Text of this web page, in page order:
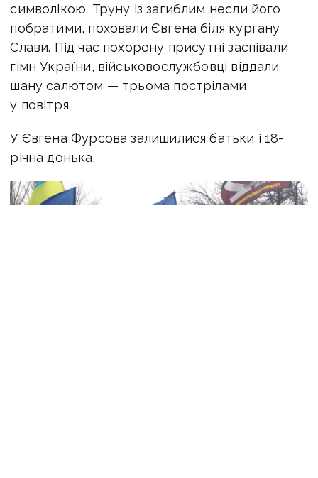
символікою. Труну із загиблим несли його
побратими, поховали Євгена біля кургану
Слави. Під час похорону присутні заспівали
гімн України, військовослужбовці віддали
шану салютом — трьома пострілами
у повітря.
У Євгена Фурсова залишилися батьки і 18-
річна донька.